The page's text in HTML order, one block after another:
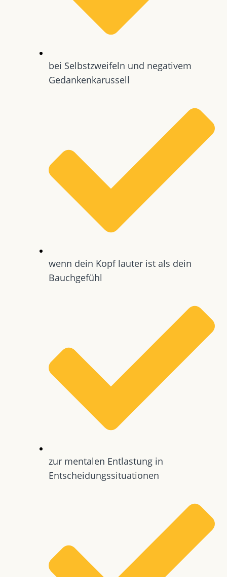
bei Selbstzweifeln und negativem
Gedankenkarussell
wenn dein Kopf lauter ist als dein
Bauchgefühl
zur mentalen Entlastung in
Entscheidungssituationen